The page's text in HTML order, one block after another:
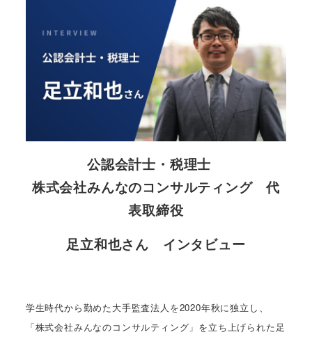
公認会計士・税理士
株式会社みんなのコンサルティング 代
表取締役
足立和也さん インタビュー
学生時代から勤めた大手監査法人を2020年秋に独立し、
「株式会社みんなのコンサルティング」を立ち上げられた足